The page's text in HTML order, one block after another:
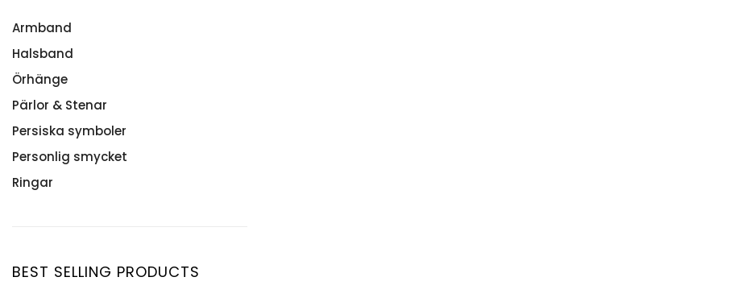
Armband
Namnarmband
Silverarmband Herr
Stenarmband
Intentionsarmband
Med makraméknut
Med Springlås
Halsband
Bokstavshalsband
Halsband herr
Halsband med persisk text
Hänge och halsband
Månadsblomma
Stenhalsband
Örhänge
Alla Örhänge
Pärlor & Stenar
Stenar & Kristaller
Persiska symboler
Personlig smycket
Ringar
BEST SELLING PRODUCTS